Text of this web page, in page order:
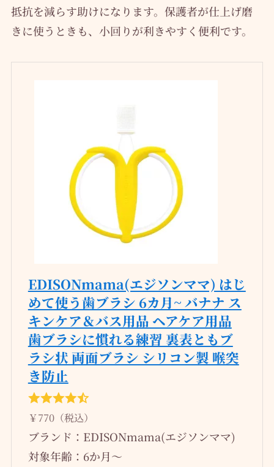
抵抗を減らす助けになります。保護者が仕上げ磨
きに使うときも、小回りが利きやすく便利です。
EDISONmama(エジソンママ) はじ
めて使う歯ブラシ 6カ月~ バナナ ス
キンケア＆バス用品 ヘアケア用品
歯ブラシに慣れる練習 裏表ともブ
ラシ状 両面ブラシ シリコン製 喉突
き防止
￥770（税込）
ブランド：EDISONmama(エジソンママ)
対象年齢：6か月～